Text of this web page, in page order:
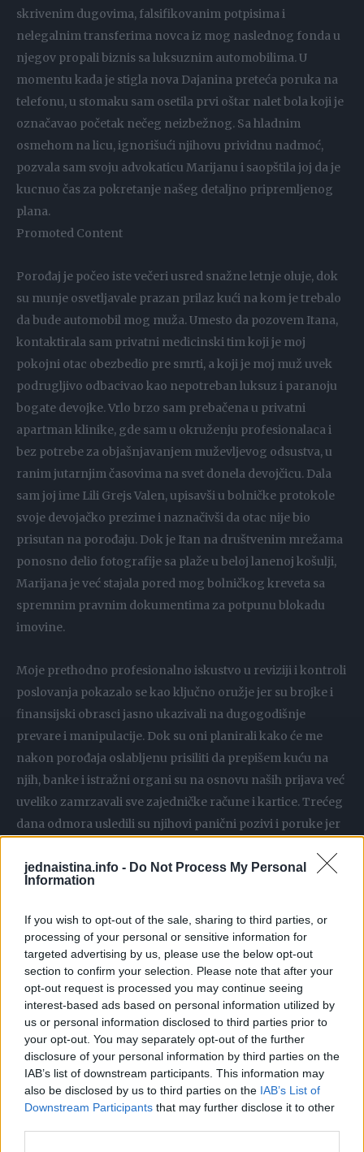
jednaistina.info - Do Not Process My Personal
Information
If you wish to opt-out of the sale, sharing to third parties, or
processing of your personal or sensitive information for
targeted advertising by us, please use the below opt-out
section to confirm your selection. Please note that after your
opt-out request is processed you may continue seeing
interest-based ads based on personal information utilized by
us or personal information disclosed to third parties prior to
your opt-out. You may separately opt-out of the further
disclosure of your personal information by third parties on the
IAB’s list of downstream participants. This information may
also be disclosed by us to third parties on the IAB’s List of
Downstream Participants that may further disclose it to other
skrivenim dugovima, falsifikovanim potpisima i
nelegalnim transferima novca iz mog naslednog fonda u
njegov propali biznis sa luksuznim automobilima. U
momentu kada je stigla nova Dajanina preteća poruka na
telefonu, u stomaku sam osetila prvi oštar nalet bola koji je
označavao početak nečeg neizbežnog. Sa hladnim
osmehom na licu, ignorišući njihovu prividnu nadmoć,
pozvala sam svoju advokaticu Marijanu i saopštila joj da je
kucnuo čas za pokretanje našeg detaljno pripremljenog
plana.
Promoted Content
Porođaj je počeo iste večeri usred snažne letnje oluje, dok
su munje osvetljavale prazan prilaz kući na kom je trebalo
da bude automobil mog muža. Umesto da pozovem Itana,
kontaktirala sam privatni medicinski tim koji je moj
pokojni otac obezbedio pre smrti, a koji je moj muž uvek
podrugljivo odbacivao kao nepotreban luksuz i paranoju
bogate devojke. Vrlo brzo sam prebačena u privatni
apartman klinike, gde sam u okruženju profesionalaca i
bez potrebe za objašnjavanjem muževljevog odsustva, u
ranim jutarnjim časovima na svet donela devojčicu. Dala
sam joj ime Lili Grejs Valen, upisavši u bolničke protokole
svoje devojačko prezime i naznačivši da otac nije bio
prisutan na porođaju. Dok je Itan na društvenim mrežama
ponosno delio fotografije sa plaže u beloj lanenoj košulji,
Marijana je već stajala pored mog bolničkog kreveta sa
spremnim pravnim dokumentima za potpunu blokadu
imovine.
Moje prethodno profesionalno iskustvo u reviziji i kontroli
poslovanja pokazalo se kao ključno oružje jer su brojke i
finansijski obrasci jasno ukazivali na dugogodišnje
prevare i manipulacije. Dok su oni planirali kako će me
nakon porođaja oslabljenu prisiliti da prepišem kuću na
njih, banke i istražni organi su na osnovu naših prijava već
uveliko zamrzavali sve zajedničke račune i kartice. Trećeg
dana odmora usledili su njihovi panični pozivi i poruke jer
odgovorila samo jednom fotografijom usnule bebe i
kratkom porukom. Itanovo besno i iznenađeno
jednostavnim isključivanjem telefona, prepuštajući se
mirnom snu koji mi je bio uskraćen mesecima. Kada su se
dva dana kasnije besni i izgoreli od sunca vratili na naše
stepenice, zatekli su promenjene brave i kovertu sa
njegovim imenom zalepljenu na ulaznim vratima.
Posmatrala sam ih sa prozora gornjeg sprata dok su
uzaludno pokušavali da ukucaju šifru na elektronskoj
bravi, besno tresući kvaku i zahtevajući da ih pustim
unutra. Otvorila sam vrata samo onoliko koliko je
sigurnosni lanac dozvoljavao, jasno im stavivši do znanja